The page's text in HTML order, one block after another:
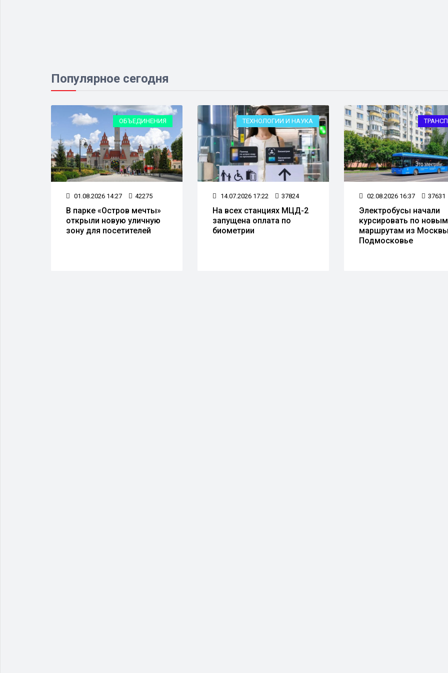
Популярное сегодня
ОБЪЕДИНЕНИЯ
01.08.2026 14:27 42275
В парке «Остров мечты»
открыли новую уличную
зону для посетителей
ТЕХНОЛОГИИ И НАУКА
14.07.2026 17:22 37824
На всех станциях МЦД-2
запущена оплата по
биометрии
02.08.2026 16:37 37631
Электробусы начали
курсировать по новым
маршрутам из
Подмосковье